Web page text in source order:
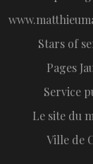
Stars of
Pages
Service
Le site du
Ville de